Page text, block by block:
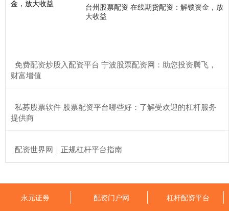
资者
网上配资平台是允许投资者借入资金以增加其投资规模的在线平
台。这些平台提供各种杠杆率原油期货配资公司，从 2 倍到 10
入3亿
永元证券
杆陷阱：**部分公司提供高杠杆，但风险极高，
配资门户网 2025-12-22
牛米网股票配资平台个人炒股配资，为投资者提供专业、便捷的股
台州股票配资 在线期货配资：解锁资金，放
大收益
​免费配资炒股入配资平台 宁波股票配资网：助您投资腾飞，
财富增值
​私募股票软件 股票配资平台哪些好：了解受欢迎的杠杆服务
提供商
​配资世界网｜正规杠杆平台指南
永元证券 配资门户网 杠杆配资平台